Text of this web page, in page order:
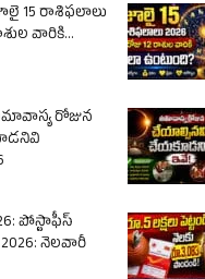
15 రాశిఫలాలు
వారికి...
అమావాస్య రోజున
పోస్టాఫీస్
నెలవారీ